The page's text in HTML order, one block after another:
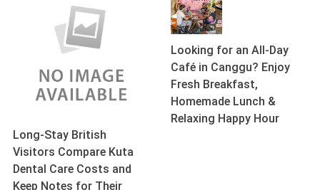
Long-Stay British
Visitors Compare Kuta
Dental Care Costs and
Keep Notes for Their
Looking for an All-Day
Café in Canggu? Enjoy
Fresh Breakfast,
Homemade Lunch &
Relaxing Happy Hour